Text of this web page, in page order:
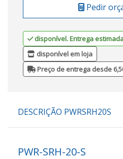
Pedir
disponível. Entrega
disponível em loja
Preço de entrega desde
DESCRIÇÃO PWRSRH20S
PWR-SRH-20-S